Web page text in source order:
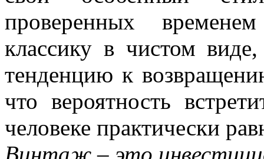
проверенных
классику в чистом
тенденцию к
что вероятность
человеке практически
Винтаж – это